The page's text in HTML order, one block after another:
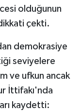
olduğunun
çekti.
demokrasiye
seviyelere
ve ufkun ancak
İttifakı'nda
kaydetti: